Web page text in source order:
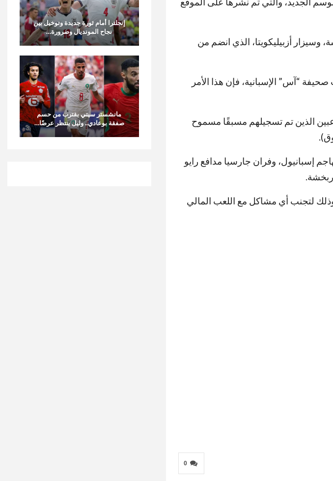
وسيزار أزبيليكويتا، الذي انضم من
“آس” الإسبانية، فإن هذا الأمر
“آس” أن فقط اللاعبين الذين تم تسجيلهم مسبقًا مسموح
إسبانيول، وفران جارسيا مدافع رايو
لتجنب أي مشاكل مع اللعب المالي
0
إنجلترا أمام ثورة جديدة وتوخيل بين
نجاح المونديال وضرورة…
مانشستر سيتي يقترب من حسم
صفقة بوعادي.. وليل ينتظر عرضًا…